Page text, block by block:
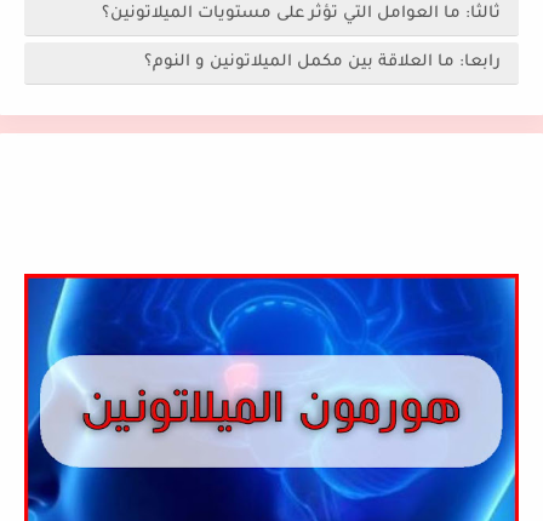
ثالثا: ما العوامل التي تؤثر على مستويات الميلاتونين؟
رابعا: ما العلاقة بين مكمل الميلاتونين و النوم؟